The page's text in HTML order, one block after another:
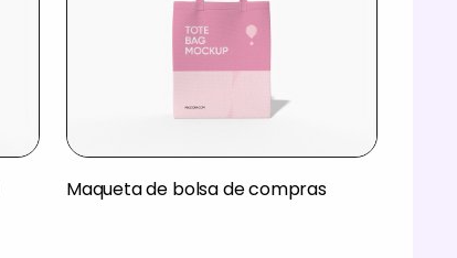
Maqueta de bolsa de compras